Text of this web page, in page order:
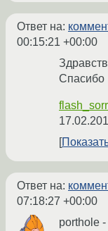
Ответ на:
00:15:21 +00:00
Спасибо
Ответ на:
07:18:27 +00:00
porthole -